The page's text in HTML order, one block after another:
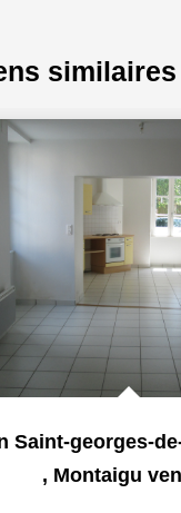
similaires
, Montaigu